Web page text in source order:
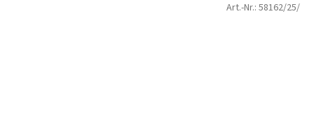
Art.-Nr.: 58162/25/